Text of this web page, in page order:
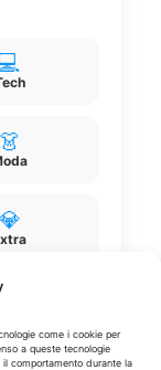
come i cookie per
a queste tecnologie
comportamento durante la
💻
👗
💎